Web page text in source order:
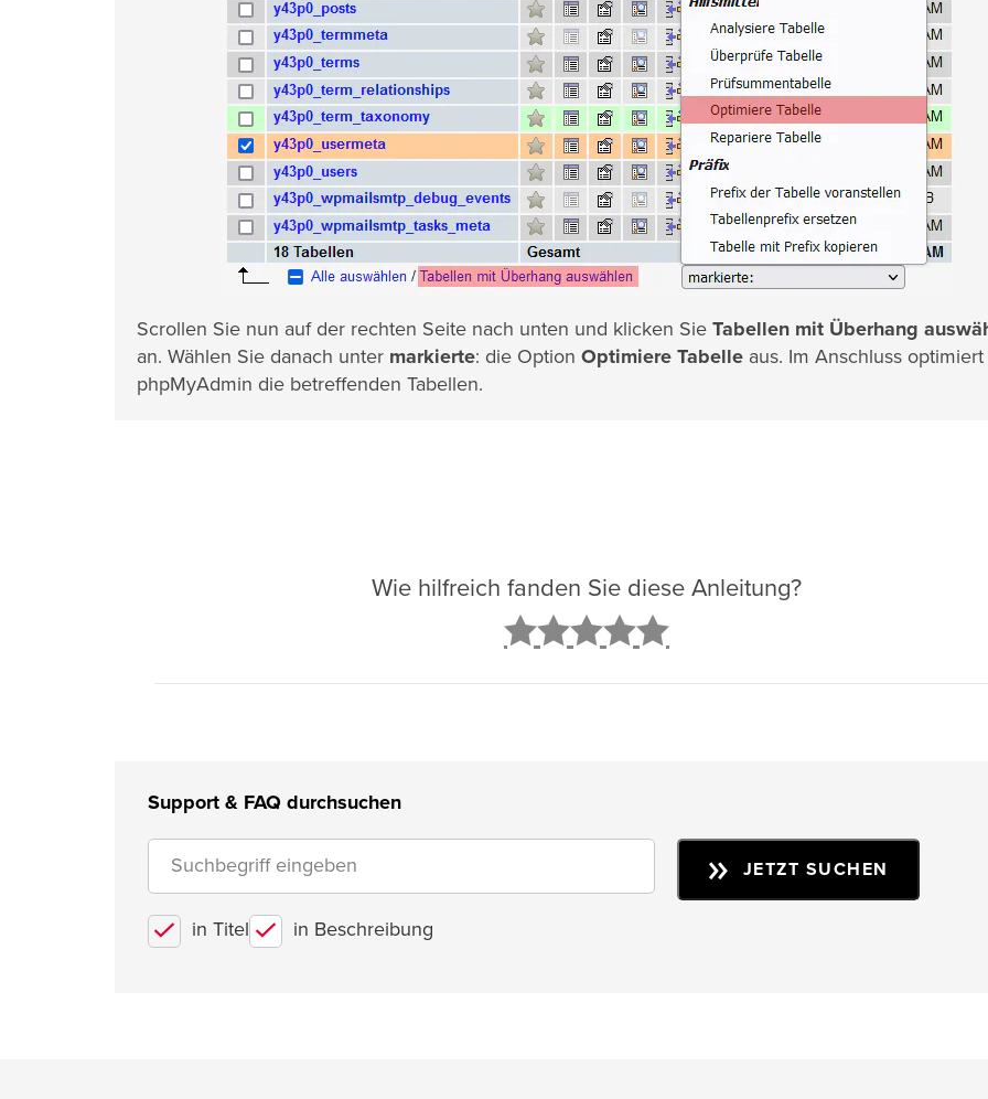
Scrollen Sie nun auf der rechten Seite nach unten und klicken Sie Tabellen mit Überhang
an. Wählen Sie danach unter markierte: die Option Optimiere Tabelle aus. Im Anschluss optimiert
phpMyAdmin die betreffenden Tabellen.
Wie hilfreich fanden Sie diese Anleitung?
Support & FAQ durchsuchen
in Titel in Beschreibung
JETZT SUCHEN